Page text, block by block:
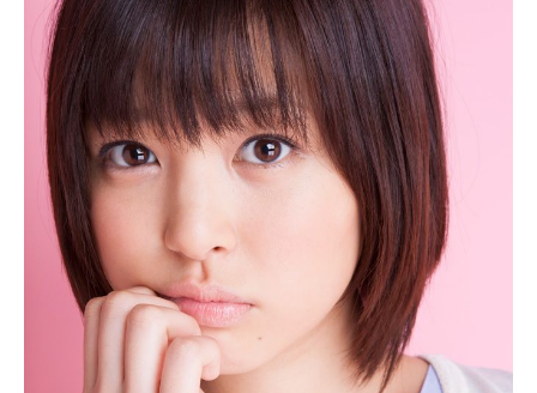
何かと話題の、のん(能年玲奈)さんが彼女ではないかと名前
が上がっています。
彼女との出会いはグループでの食事会の時と言われていま
す。
年も近く意気投合したらしい二人ですが、恋愛関係になった
可能性は低いようです。